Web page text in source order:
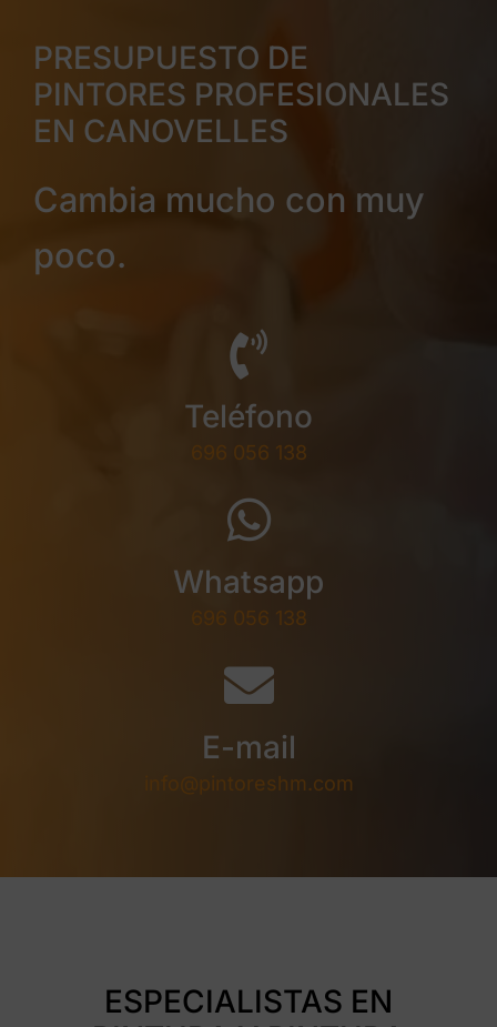
PRESUPUESTO DE
PINTORES PROFESIONALES
EN CANOVELLES
Cambia mucho con muy
poco.
Teléfono
696 056 138
Whatsapp
696 056 138
E-mail
info@pintoreshm.com
ESPECIALISTAS EN